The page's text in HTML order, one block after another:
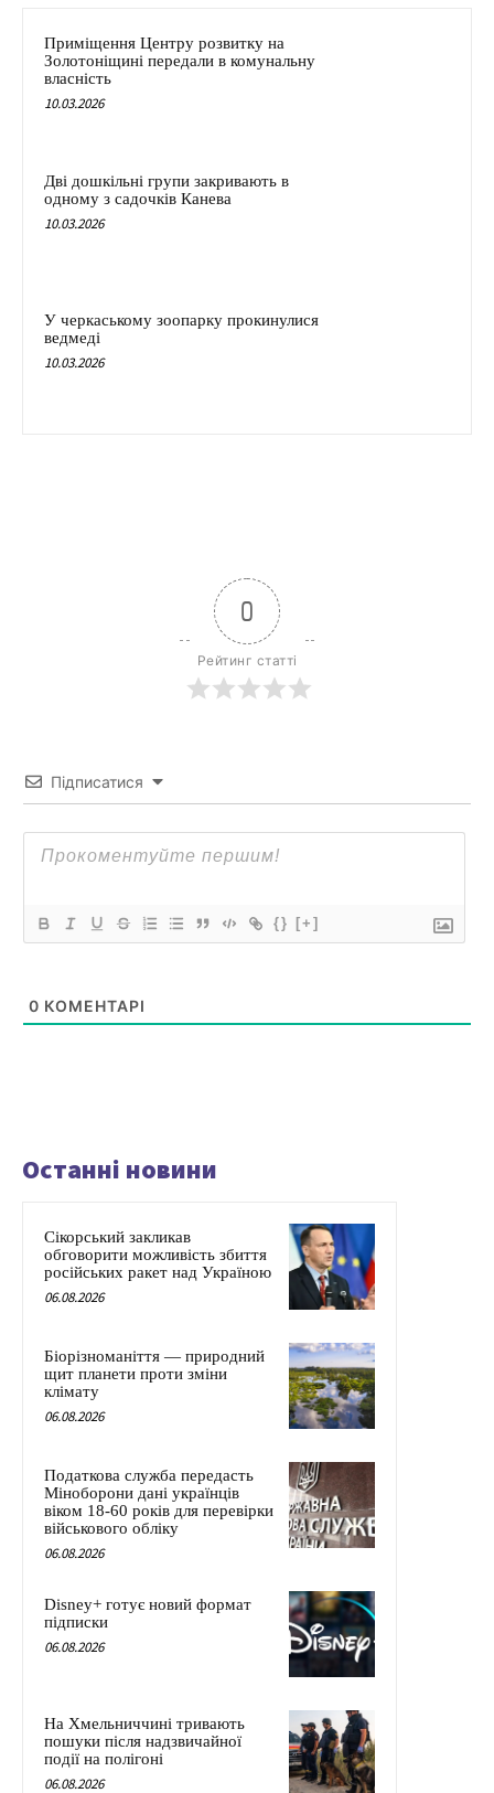
Приміщення Центру розвитку на
Золотоніщині передали в комунальну
власність
10.03.2026
Дві дошкільні групи закривають в
одному з садочків Канева
10.03.2026
У черкаському зоопарку прокинулися
ведмеді
10.03.2026
0
Рейтинг статті
Підписатися
{} [+]
0 КОМЕНТАРІ
Останні новини
Сікорський закликав
обговорити можливість збиття
російських ракет над Україною
06.08.2026
Біорізноманіття — природний
щит планети проти зміни
клімату
06.08.2026
Податкова служба передасть
Міноборони дані українців
віком 18-60 років для перевірки
військового обліку
06.08.2026
Disney+ готує новий формат
підписки
06.08.2026
На Хмельниччині тривають
пошуки після надзвичайної
події на полігоні
06.08.2026